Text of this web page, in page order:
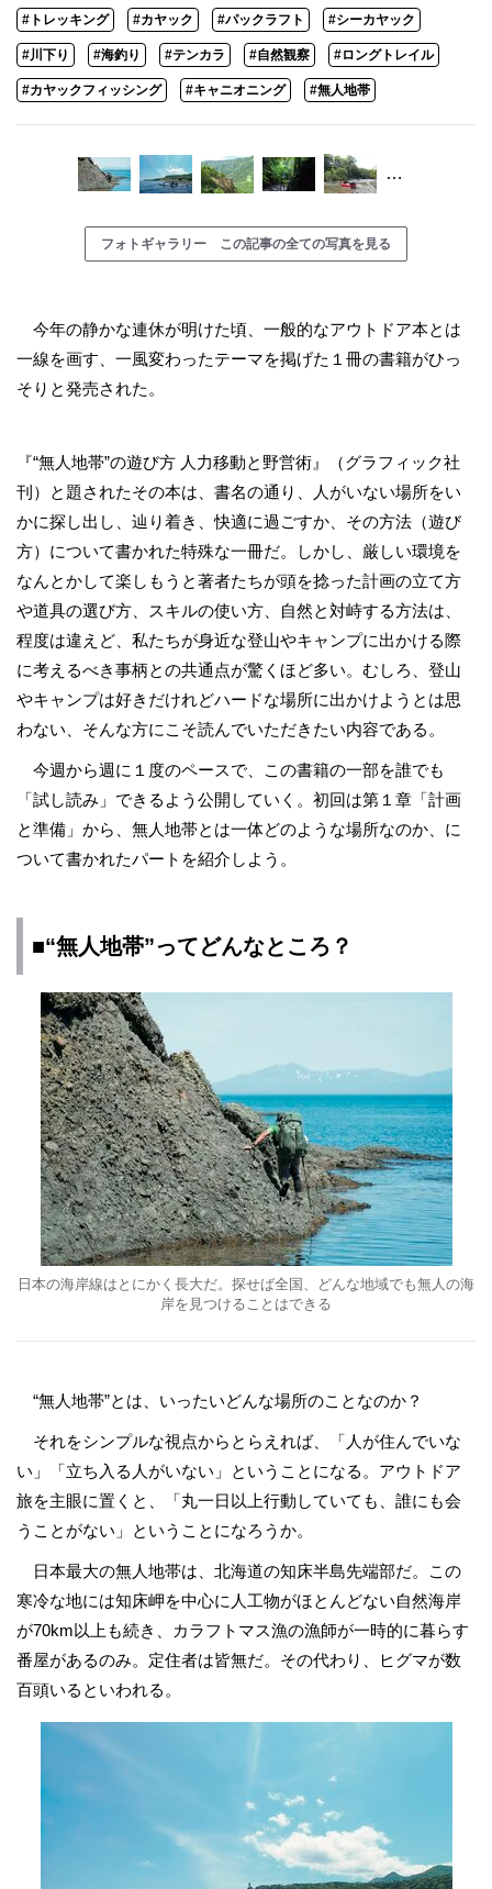
#トレッキング #カヤック #パックラフト #シーカヤック
#川下り #海釣り #テンカラ #自然観察 #ロングトレイル
#カヤックフィッシング #キャニオニング #無人地帯
…
フォトギャラリー この記事の全ての写真を見る
今年の静かな連休が明けた頃、一般的なアウトドア本とは
一線を画す、一風変わったテーマを掲げた１冊の書籍がひっ
そりと発売された。
『“無人地帯”の遊び方 人力移動と野営術』（グラフィック社
刊）と題されたその本は、書名の通り、人がいない場所をい
かに探し出し、辿り着き、快適に過ごすか、その方法（遊び
方）について書かれた特殊な一冊だ。しかし、厳しい環境を
なんとかして楽しもうと著者たちが頭を捻った計画の立て方
や道具の選び方、スキルの使い方、自然と対峙する方法は、
程度は違えど、私たちが身近な登山やキャンプに出かける際
に考えるべき事柄との共通点が驚くほど多い。むしろ、登山
やキャンプは好きだけれどハードな場所に出かけようとは思
わない、そんな方にこそ読んでいただきたい内容である。
今週から週に１度のペースで、この書籍の一部を誰でも
「試し読み」できるよう公開していく。初回は第１章「計画
と準備」から、無人地帯とは一体どのような場所なのか、に
ついて書かれたパートを紹介しよう。
■“無人地帯”ってどんなところ？
日本の海岸線はとにかく長大だ。探せば全国、どんな地域でも無人の海
岸を見つけることはできる
“無人地帯”とは、いったいどんな場所のことなのか？
それをシンプルな視点からとらえれば、「人が住んでいな
い」「立ち入る人がいない」ということになる。アウトドア
旅を主眼に置くと、「丸一日以上行動していても、誰にも会
うことがない」ということになろうか。
日本最大の無人地帯は、北海道の知床半島先端部だ。この
寒冷な地には知床岬を中心に人工物がほとんどない自然海岸
が70km以上も続き、カラフトマス漁の漁師が一時的に暮らす
番屋があるのみ。定住者は皆無だ。その代わり、ヒグマが数
百頭いるといわれる。